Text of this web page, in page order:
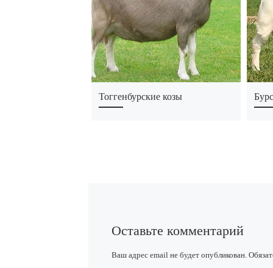
Тоггенбурские козы
Оставьте комментарий
Ваш адрес email не будет опубликован.